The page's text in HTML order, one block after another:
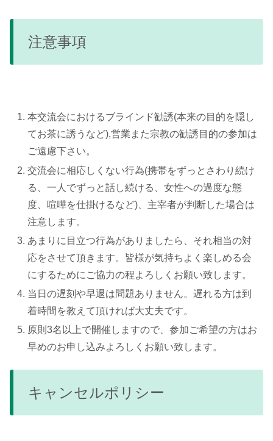
注意事項
本交流会におけるブラインド勧誘(本来の目的を隠し
てお茶に誘うなど),営業また宗教の勧誘目的の参加は
ご遠慮下さい。
交流会に相応しくない行為(携帯をずっとさわり続け
る、一人でずっと話し続ける、女性への過度な態
度、喧嘩を仕掛けるなど)、主宰者が判断した場合は
注意します。
あまりに目立つ行為がありましたら、それ相当の対
応をさせて頂きます。皆様が気持ちよく楽しめる会
にするためにご協力の程よろしくお願い致します。
当日の遅刻や早退は問題ありません。遅れる方は到
着時間を教えて頂ければ大丈夫です。
原則3名以上で開催しますので、参加ご希望の方はお
早めのお申し込みよろしくお願い致します。
キャンセルポリシー